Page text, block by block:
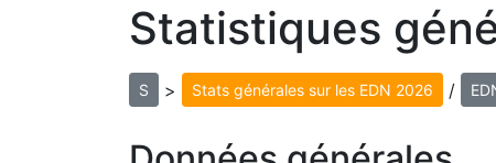
Statistiques
S > Stats générales sur les EDN 2026 /